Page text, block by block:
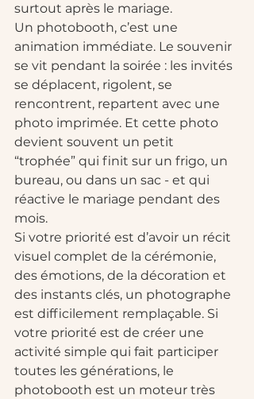
surtout après le mariage.
Un photobooth, c’est une
animation immédiate. Le souvenir
se vit pendant la soirée : les invités
se déplacent, rigolent, se
rencontrent, repartent avec une
photo imprimée. Et cette photo
devient souvent un petit
“trophée” qui finit sur un frigo, un
bureau, ou dans un sac - et qui
réactive le mariage pendant des
mois.
Si votre priorité est d’avoir un récit
visuel complet de la cérémonie,
des émotions, de la décoration et
des instants clés, un photographe
est difficilement remplaçable. Si
votre priorité est de créer une
activité simple qui fait participer
toutes les générations, le
photobooth est un moteur très